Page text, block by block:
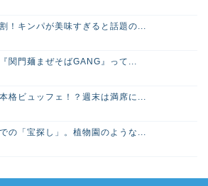
！キンパが美味すぎると話題の...
関門麺まぜそばGANG』って...
格ビュッフェ！？週末は満席に...
の「宝探し」。植物園のような...